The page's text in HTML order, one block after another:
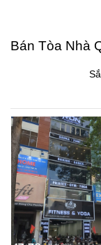
Bán Tòa Nhà